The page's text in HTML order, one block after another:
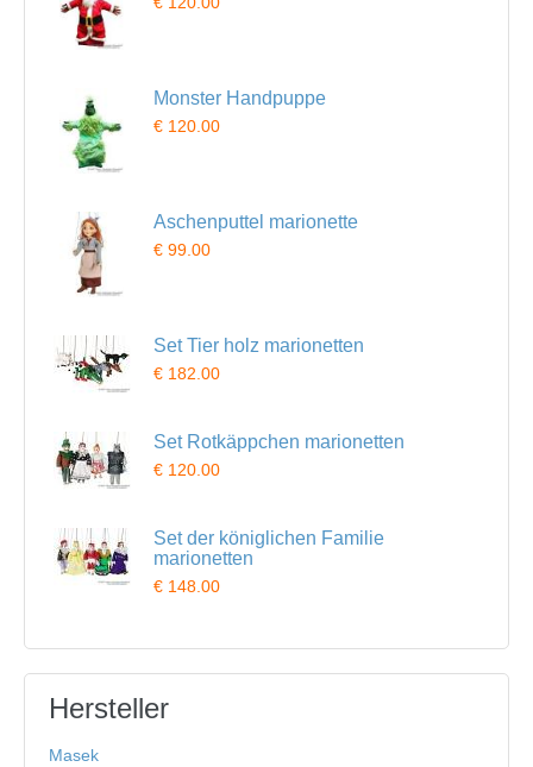
Monster Handpuppe
€ 120.00
Aschenputtel marionette
€ 99.00
Set Tier holz marionetten
€ 182.00
Set Rotkäppchen marionetten
€ 120.00
Set der königlichen Familie
marionetten
€ 148.00
Hersteller
Masek